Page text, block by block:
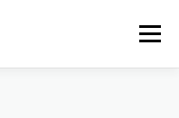
Menu